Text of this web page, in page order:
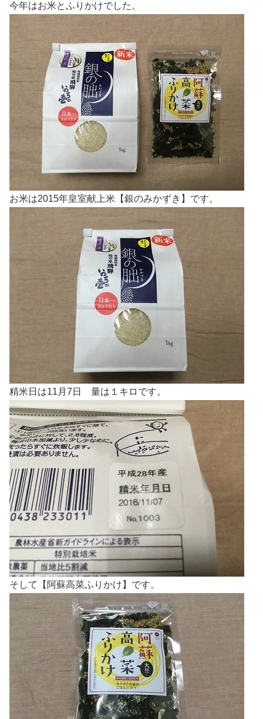
今年はお米とふりかけでした。
お米は2015年皇室献上米【銀のみかずき】です。
精米日は11月7日 量は１キロです。
そして【阿蘇高菜ふりかけ】です。